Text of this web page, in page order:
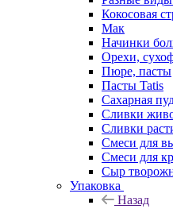
Кокосовая
Мак
Начинки
Орехи,
Пюре, пасты
Пасты Tatis
Сахарная
Сливки
Сливки
Смеси для
Смеси для
Сыр
Упаковка
Назад